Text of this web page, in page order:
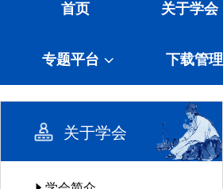
首页 关于学会
专题平台 下载管理
关于学会